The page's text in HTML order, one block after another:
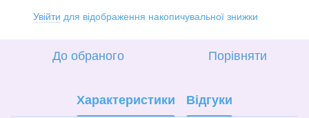
Увійти для відображення накопичувальної знижки
До обраного Порівняти
Характеристики Відгуки